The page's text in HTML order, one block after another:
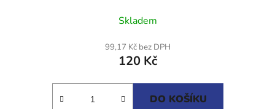
hodnocení
produktu
je
Skladem
99,17 Kč bez DPH
120 Kč
DO KOŠÍKU